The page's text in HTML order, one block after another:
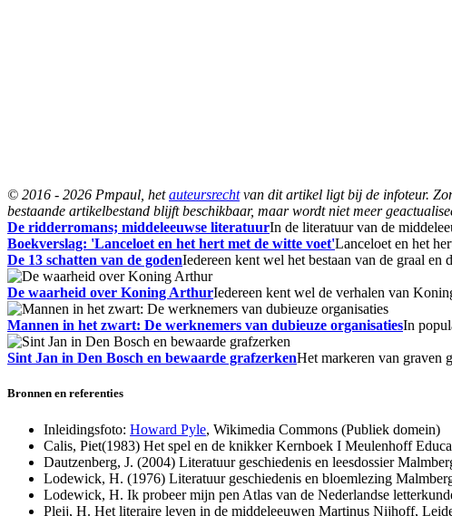
© 2016 - 2026 Pmpaul, hetauteursrechtvan dit artikel ligt bij de infoteur.
bestaande artikelbestand blijft beschikbaar, maar wordt niet meer
De ridderromans; middeleeuwse literatuurIn de literatuur van de
Boekverslag: 'Lanceloet en het hert met de witte voet'Lanceloet en het
De 13 schatten van de godenIedereen kent wel het bestaan van de graal
De waarheid over Koning ArthurIedereen kent wel de verhalen van
Mannen in het zwart: De werknemers van dubieuze organisatiesIn
Sint Jan in Den Bosch en bewaarde grafzerkenHet markeren van graven
Bronnen en referenties
Inleidingsfoto: Howard Pyle, Wikimedia Commons (Publiek domein)
Calis, Piet(1983) Het spel en de knikker Kernboek I Meulenhoff
Dautzenberg, J. (2004) Literatuur geschiedenis en leesdossier
Lodewick, H. (1976) Literatuur geschiedenis en bloemlezing
Lodewick, H. Ik probeer mijn pen Atlas van de Nederlandse
Pleij, H. Het literaire leven in de middeleeuwen Martinus Nijhoff,